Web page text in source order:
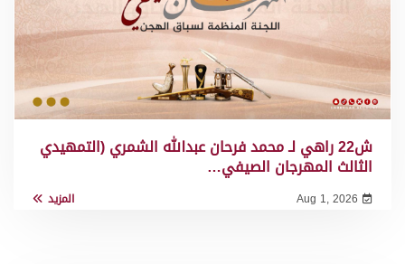
ش22 راهي لـ محمد فرحان عبدالله الشمري (التمهيدي
الثالث المهرجان الصيفي…
Aug 1, 2026 المزيد